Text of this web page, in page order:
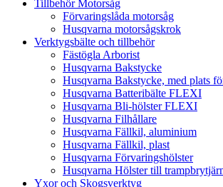
Tillbehör Motorsåg
Förvaringslåda motorsåg
Husqvarna motorsågskrok
Verktygsbälte och tillbehör
Fästögla Arborist
Husqvarna Bakstycke
Husqvarna Bakstycke, med plats
Husqvarna Batteribälte FLEXI
Husqvarna Bli-hölster FLEXI
Husqvarna Filhållare
Husqvarna Fällkil, aluminium
Husqvarna Fällkil, plast
Husqvarna Förvaringshölster
Husqvarna Hölster till
Yxor och Skogsverktyg